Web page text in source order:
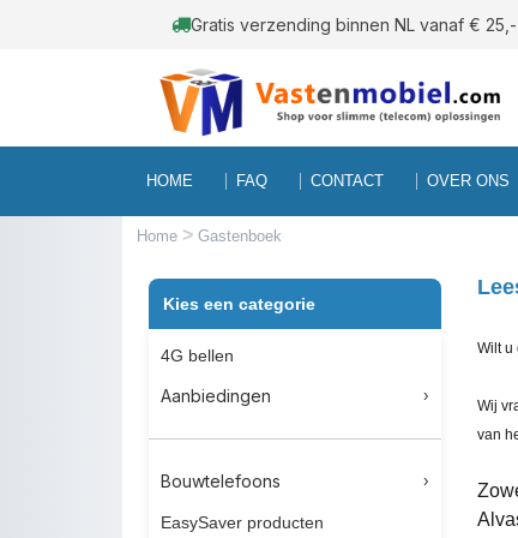
Gratis verzending binnen NL vanaf € 25,-
HOME FAQ CONTACT OVER ONS
Home > Gastenboek
Kies een categorie
4G bellen
Aanbiedingen
Bouwtelefoons
EasySaver producten
Wilt u
Wij
van